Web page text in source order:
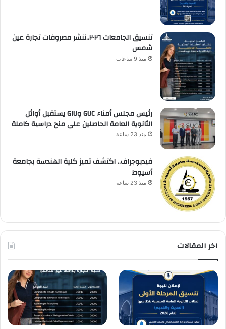
تنسيق الجامعات ٢٠٢٦..ننشر مصروفات تجارة عين
شمس
منذ 9 ساعات
رئيس مجلس أمناء GUC وGIU يستقبل أوائل
الثانوية العامة الحاصلين على منح دراسية كاملة
منذ 23 ساعة
فيديوجراف.. اكتشف تميز كلية الهندسة بجامعة
أسيوط
منذ 23 ساعة
اخر المقالات